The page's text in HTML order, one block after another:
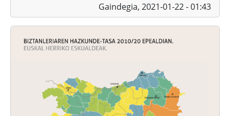
Gaindegia, 2021-01-22 - 01:43